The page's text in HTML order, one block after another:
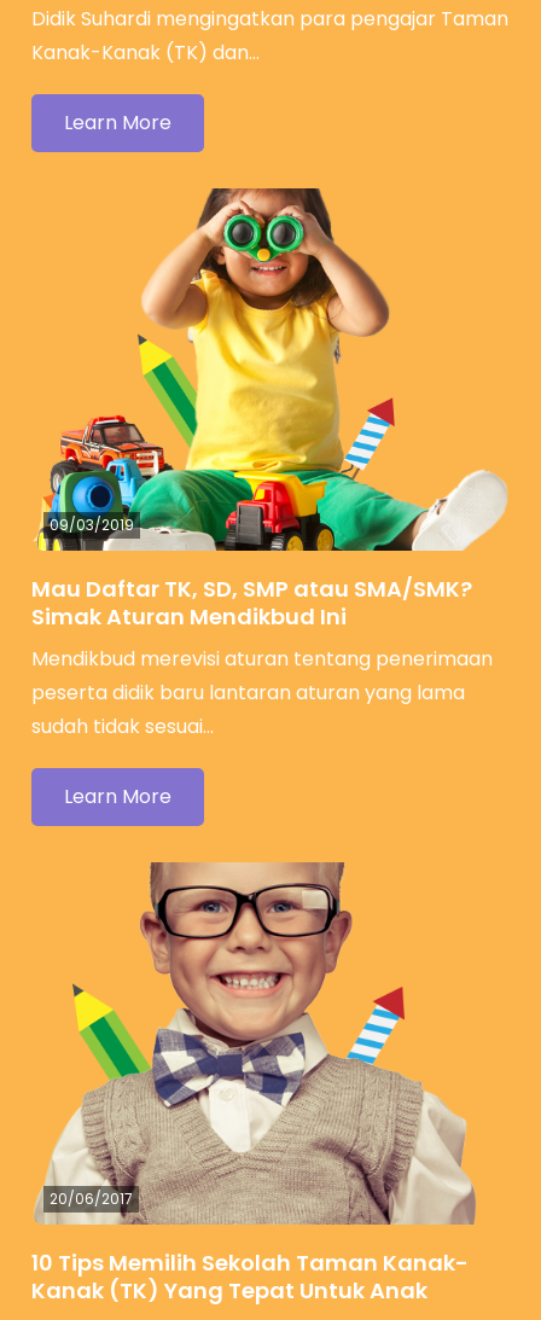
Didik Suhardi mengingatkan para pengajar Taman
Kanak-Kanak (TK) dan…
Learn More
09/03/2019
Mau Daftar TK, SD, SMP atau SMA/SMK?
Simak Aturan Mendikbud Ini
Mendikbud merevisi aturan tentang penerimaan
peserta didik baru lantaran aturan yang lama
sudah tidak sesuai…
Learn More
20/06/2017
10 Tips Memilih Sekolah Taman Kanak-
Kanak (TK) Yang Tepat Untuk Anak